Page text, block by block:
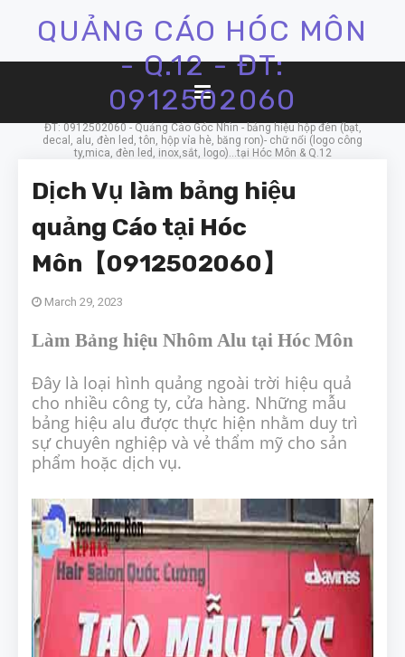
QUẢNG CÁO HÓC MÔN
- Q.12 - ĐT:
0912502060
ĐT: 0912502060 - Quảng Cáo Góc Nhìn - bảng hiệu hộp đèn (bạt,
decal, alu, đèn led, tôn, hộp vỉa hè, băng ron)- chữ nổi (logo công
ty,mica, đèn led, inox,sắt, logo)...tại Hóc Môn & Q.12
Dịch Vụ làm bảng hiệu
quảng Cáo tại Hóc
Môn【0912502060】
March 29, 2023
Làm Bảng hiệu Nhôm Alu tại Hóc Môn
Đây là loại hình quảng ngoài trời hiệu quả
cho nhiều công ty, cửa hàng. Những mẫu
bảng hiệu alu được thực hiện nhằm duy trì
sự chuyên nghiệp và vẻ thẩm mỹ cho sản
phẩm hoặc dịch vụ.